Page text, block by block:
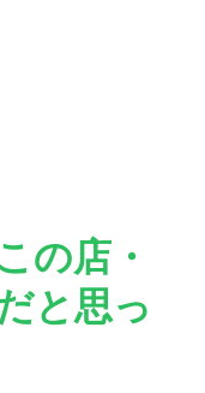
の店・
と思っ